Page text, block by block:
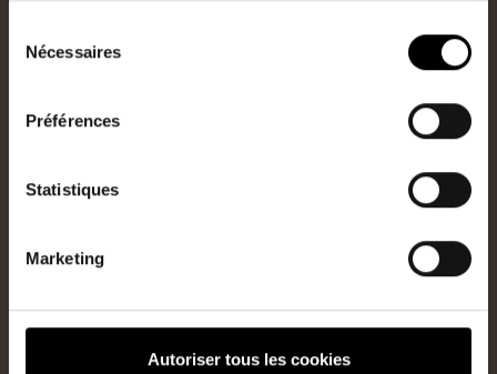
Nécessaires
Préférences
Statistiques
Marketing
Autoriser tous les cookies